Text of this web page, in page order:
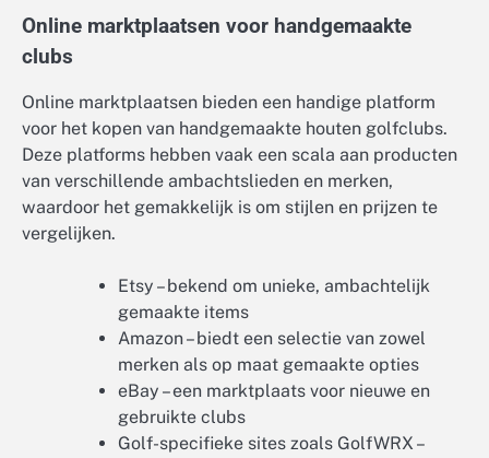
Online marktplaatsen voor handgemaakte
clubs
Online marktplaatsen bieden een handige platform
voor het kopen van handgemaakte houten golfclubs.
Deze platforms hebben vaak een scala aan producten
van verschillende ambachtslieden en merken,
waardoor het gemakkelijk is om stijlen en prijzen te
vergelijken.
Etsy – bekend om unieke, ambachtelijk
gemaakte items
Amazon – biedt een selectie van zowel
merken als op maat gemaakte opties
eBay – een marktplaats voor nieuwe en
gebruikte clubs
Golf-specifieke sites zoals GolfWRX –